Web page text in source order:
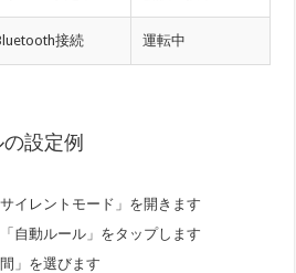
接続 運転中
設定例
イレントモード」を開きます
自動ルール」をタップします
」を選びます